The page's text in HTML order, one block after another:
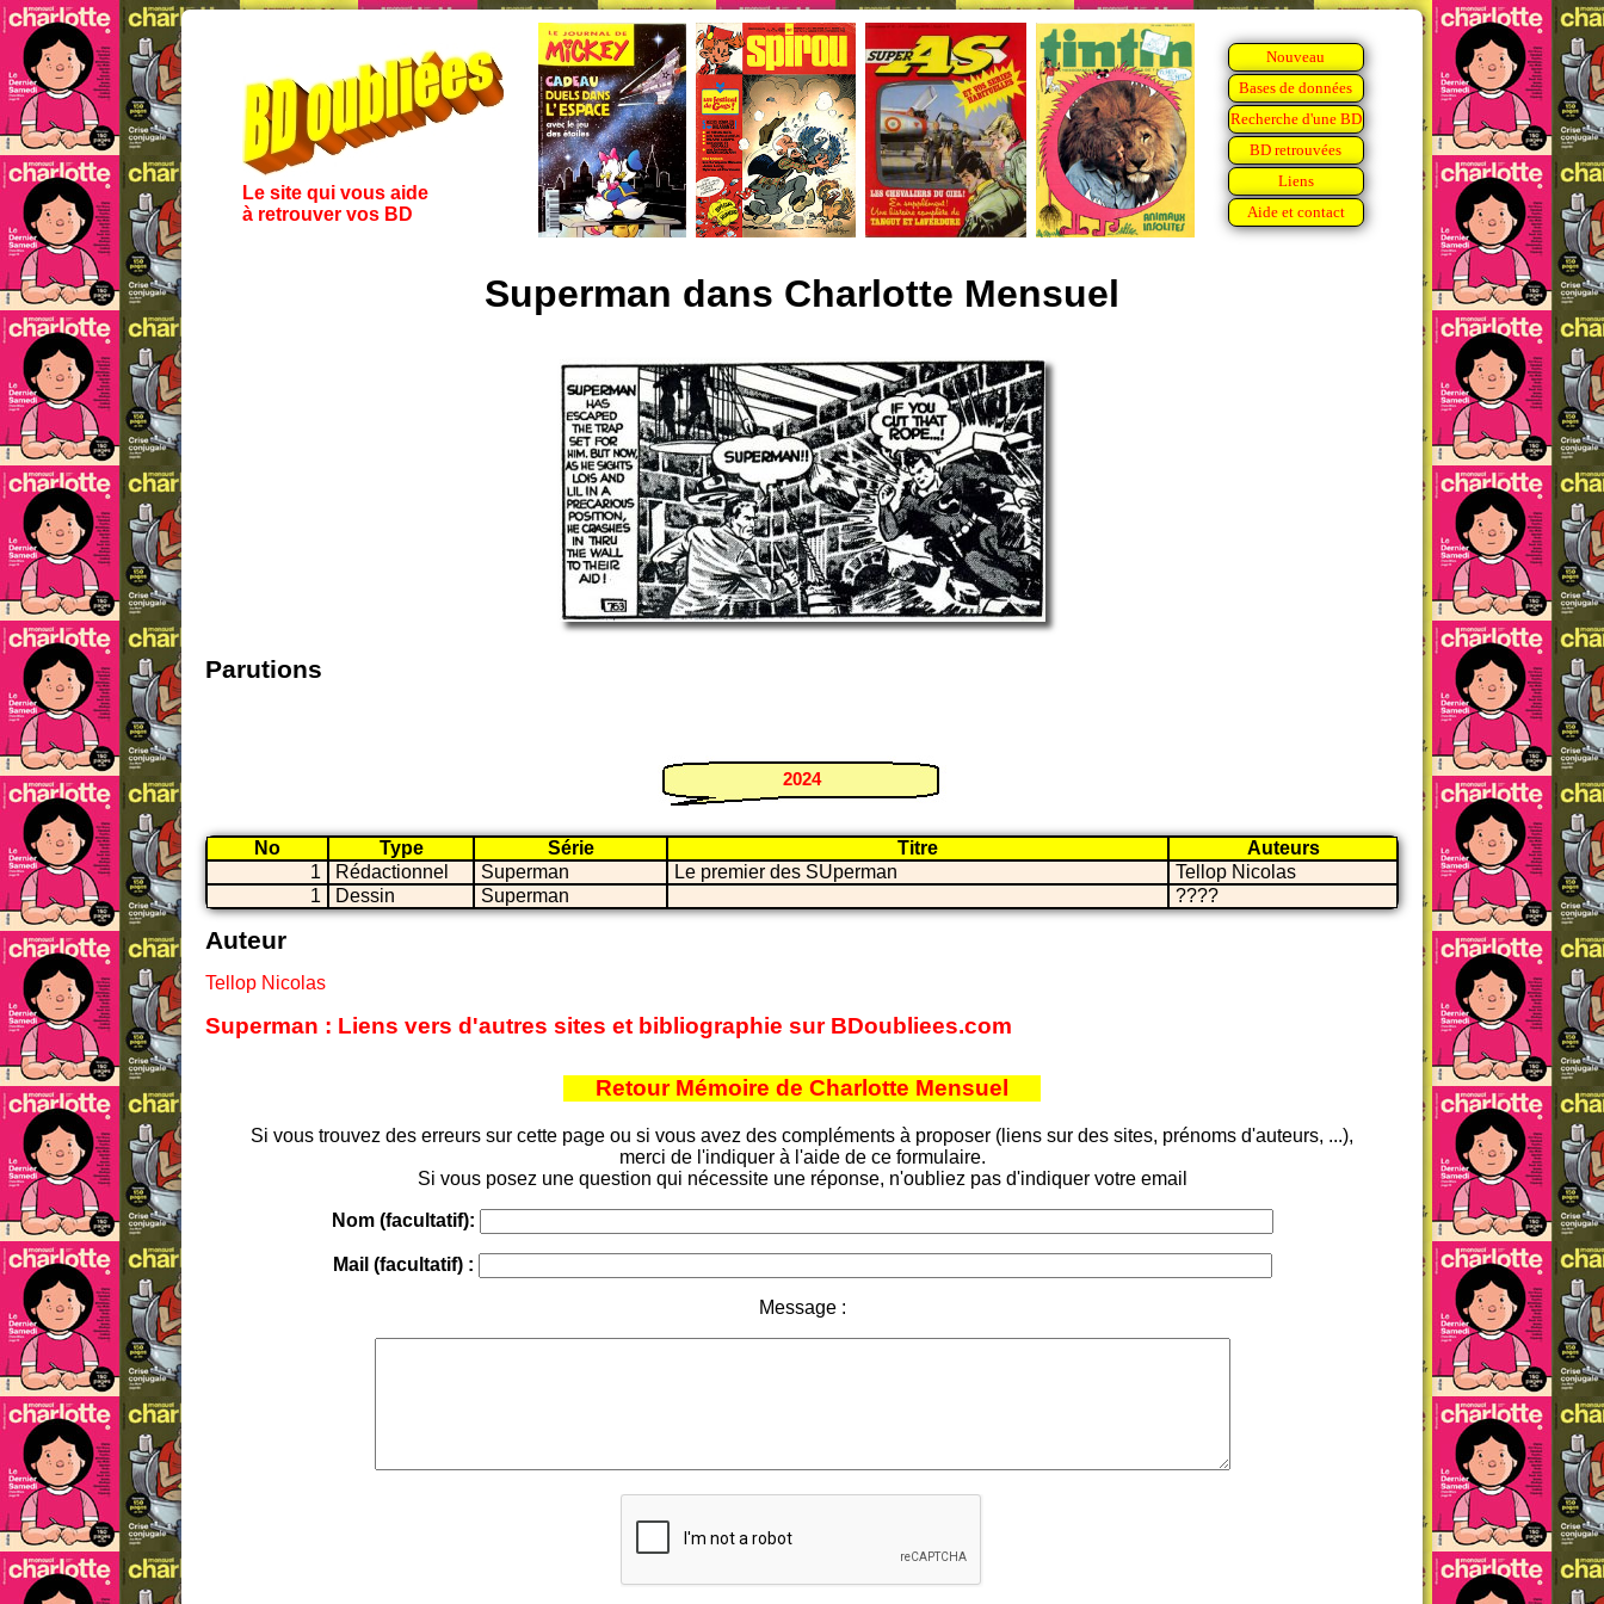
Le site qui vous aide
à retrouver vos BD
Nouveau
Bases de données
Recherche d'une BD
BD retrouvées
Liens
Aide et contact
Superman dans Charlotte Mensuel
Parutions
2024
No Type Série Titre
Auteurs
1
Rédactionnel Superman Le premier des SUperman
Tellop Nicolas
1
Dessin Superman ????
Auteur
Tellop Nicolas
Superman : Liens vers d'autres sites et bibliographie sur BDoubliees.com
Retour Mémoire de Charlotte Mensuel
Si vous trouvez des erreurs sur cette page ou si vous avez des compléments à proposer (liens sur des sites, prénoms d'auteurs, ...),
merci de l'indiquer à l'aide de ce formulaire.
Si vous posez une question qui nécessite une réponse, n'oubliez pas d'indiquer votre email
Nom (facultatif):
Mail (facultatif) :
Message :